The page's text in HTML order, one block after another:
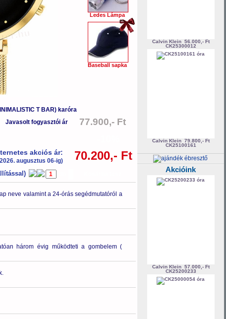
T BAR) karóra
Ledes Lámpa
Baseball sapka
Javasolt fogyasztói ár 77.900,- Ft
akciós ár:
augusztus 06-ig) 70.200,- Ft
neve valamint a 24-órás segédmutatóról a
három évig működteti a gombelem (
Calvin Klein 56.000,- Ft
CK25300012
Calvin Klein 79.800,- Ft
CK25100161
Akcióink
Calvin Klein 57.000,- Ft
CK25200233